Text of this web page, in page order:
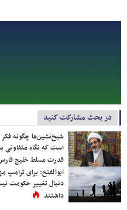
در بحث مشارکت کنید
شیخ‌نشین‌ها چگونه
است که نگاه متفاوتی
قدرت مسلط خلیج
ابوالفتح: برای ترامپ
دنبال تغییر حکومت
داشتند